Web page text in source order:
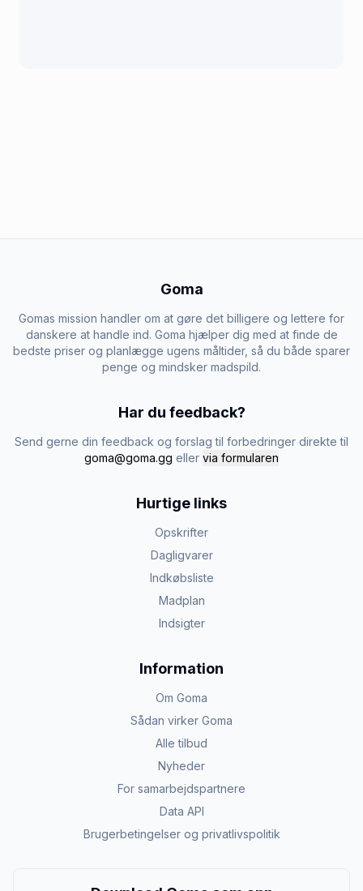
Goma
Gomas mission handler om at gøre det billigere og lettere for
danskere at handle ind. Goma hjælper dig med at finde de
bedste priser og planlægge ugens måltider, så du både sparer
penge og mindsker madspild.
Har du feedback?
Send gerne din feedback og forslag til forbedringer direkte til
goma@goma.gg eller via formularen
Hurtige links
Opskrifter
Dagligvarer
Indkøbsliste
Madplan
Indsigter
Information
Om Goma
Sådan virker Goma
Alle tilbud
Nyheder
For samarbejdspartnere
Data API
Brugerbetingelser og privatlivspolitik